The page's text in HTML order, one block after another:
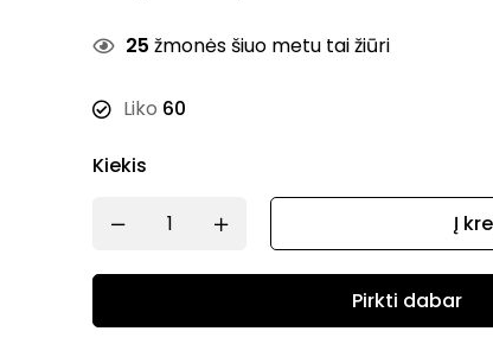
25 žmonės šiuo metu tai žiūri
Liko 60
Kiekis
Į
Pirkti dabar